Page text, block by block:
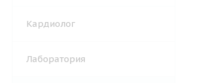
Кардиолог
Лаборатория